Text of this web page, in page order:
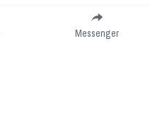
Messenger